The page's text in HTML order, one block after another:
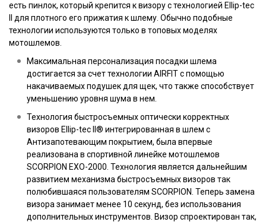
есть пинлок, который крепится к визору с технологией Ellip-tec
II для плотного его прижатия к шлему. Обычно подобные
технологии используются только в топовых моделях
мотошлемов.
Максимальная персонализация посадки шлема
достигается за счет технологии AIRFIT с помощью
накачиваемых подушек для щек, что также способствует
уменьшению уровня шума в нем.
Технология быстросъемных оптически корректных
визоров Ellip-tec II® интегрированная в шлем с
Антизапотевающим покрытием, была впервые
реализована в спортивной линейке мотошлемов
SCORPION EXO-2000. Технология является дальнейшим
развитием механизма быстросъемных визоров так
полюбившаяся пользователям SCORPION. Теперь замена
визора занимает менее 10 секунд, без использования
дополнительных инструментов. Визор спроектирован так,